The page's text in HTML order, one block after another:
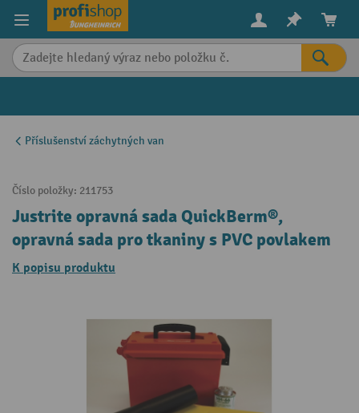
content
Příslušenství záchytných van
Číslo položky: 211753
Justrite opravná sada QuickBerm®,
opravná sada pro tkaniny s PVC povlakem
K popisu produktu